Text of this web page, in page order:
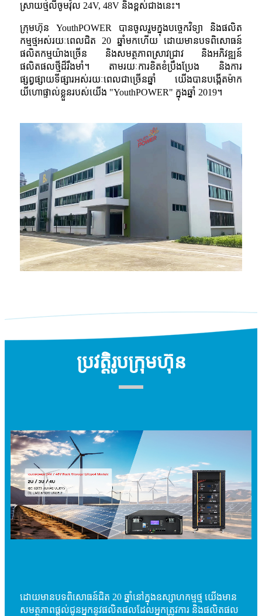
ស្រាយថ្មលីចូមវ៉ុល 24V, 48V និងខ្ពស់ជាងនេះ។
ក្រុមហ៊ុន YouthPOWER បានចូលរួមក្នុងបច្ចេកវិទ្យា និងផលិត
កម្មថ្មអស់រយៈពេលជិត 20 ឆ្នាំមកហើយ ដោយមានបទពិសោធន៍
ផលិតកម្មយ៉ាងច្រើន និងសមត្ថភាពស្រាវជ្រាវ និងអភិវឌ្ឍន៍
ផលិតផលថ្មីដ៏រឹងមាំ។ តាមរយៈការខិតខំប្រឹងប្រែង និងការ
ផ្សព្វផ្សាយទីផ្សារអស់រយៈពេលជាច្រើនឆ្នាំ យើងបានបង្កើតម៉ាក
យីហោផ្ទាល់ខ្លួនរបស់យើង "YouthPOWER" ក្នុងឆ្នាំ 2019។
ប្រវត្តិរូប​ក្រុមហ៊ុន
ដោយមានបទពិសោធន៍ជិត 20 ឆ្នាំនៅក្នុងឧស្សាហកម្មថ្ម យើងមាន
សមត្ថភាពផ្តល់ជូនអ្នកនូវផលិតផលដែលអ្នកត្រូវការ និងផលិតផល